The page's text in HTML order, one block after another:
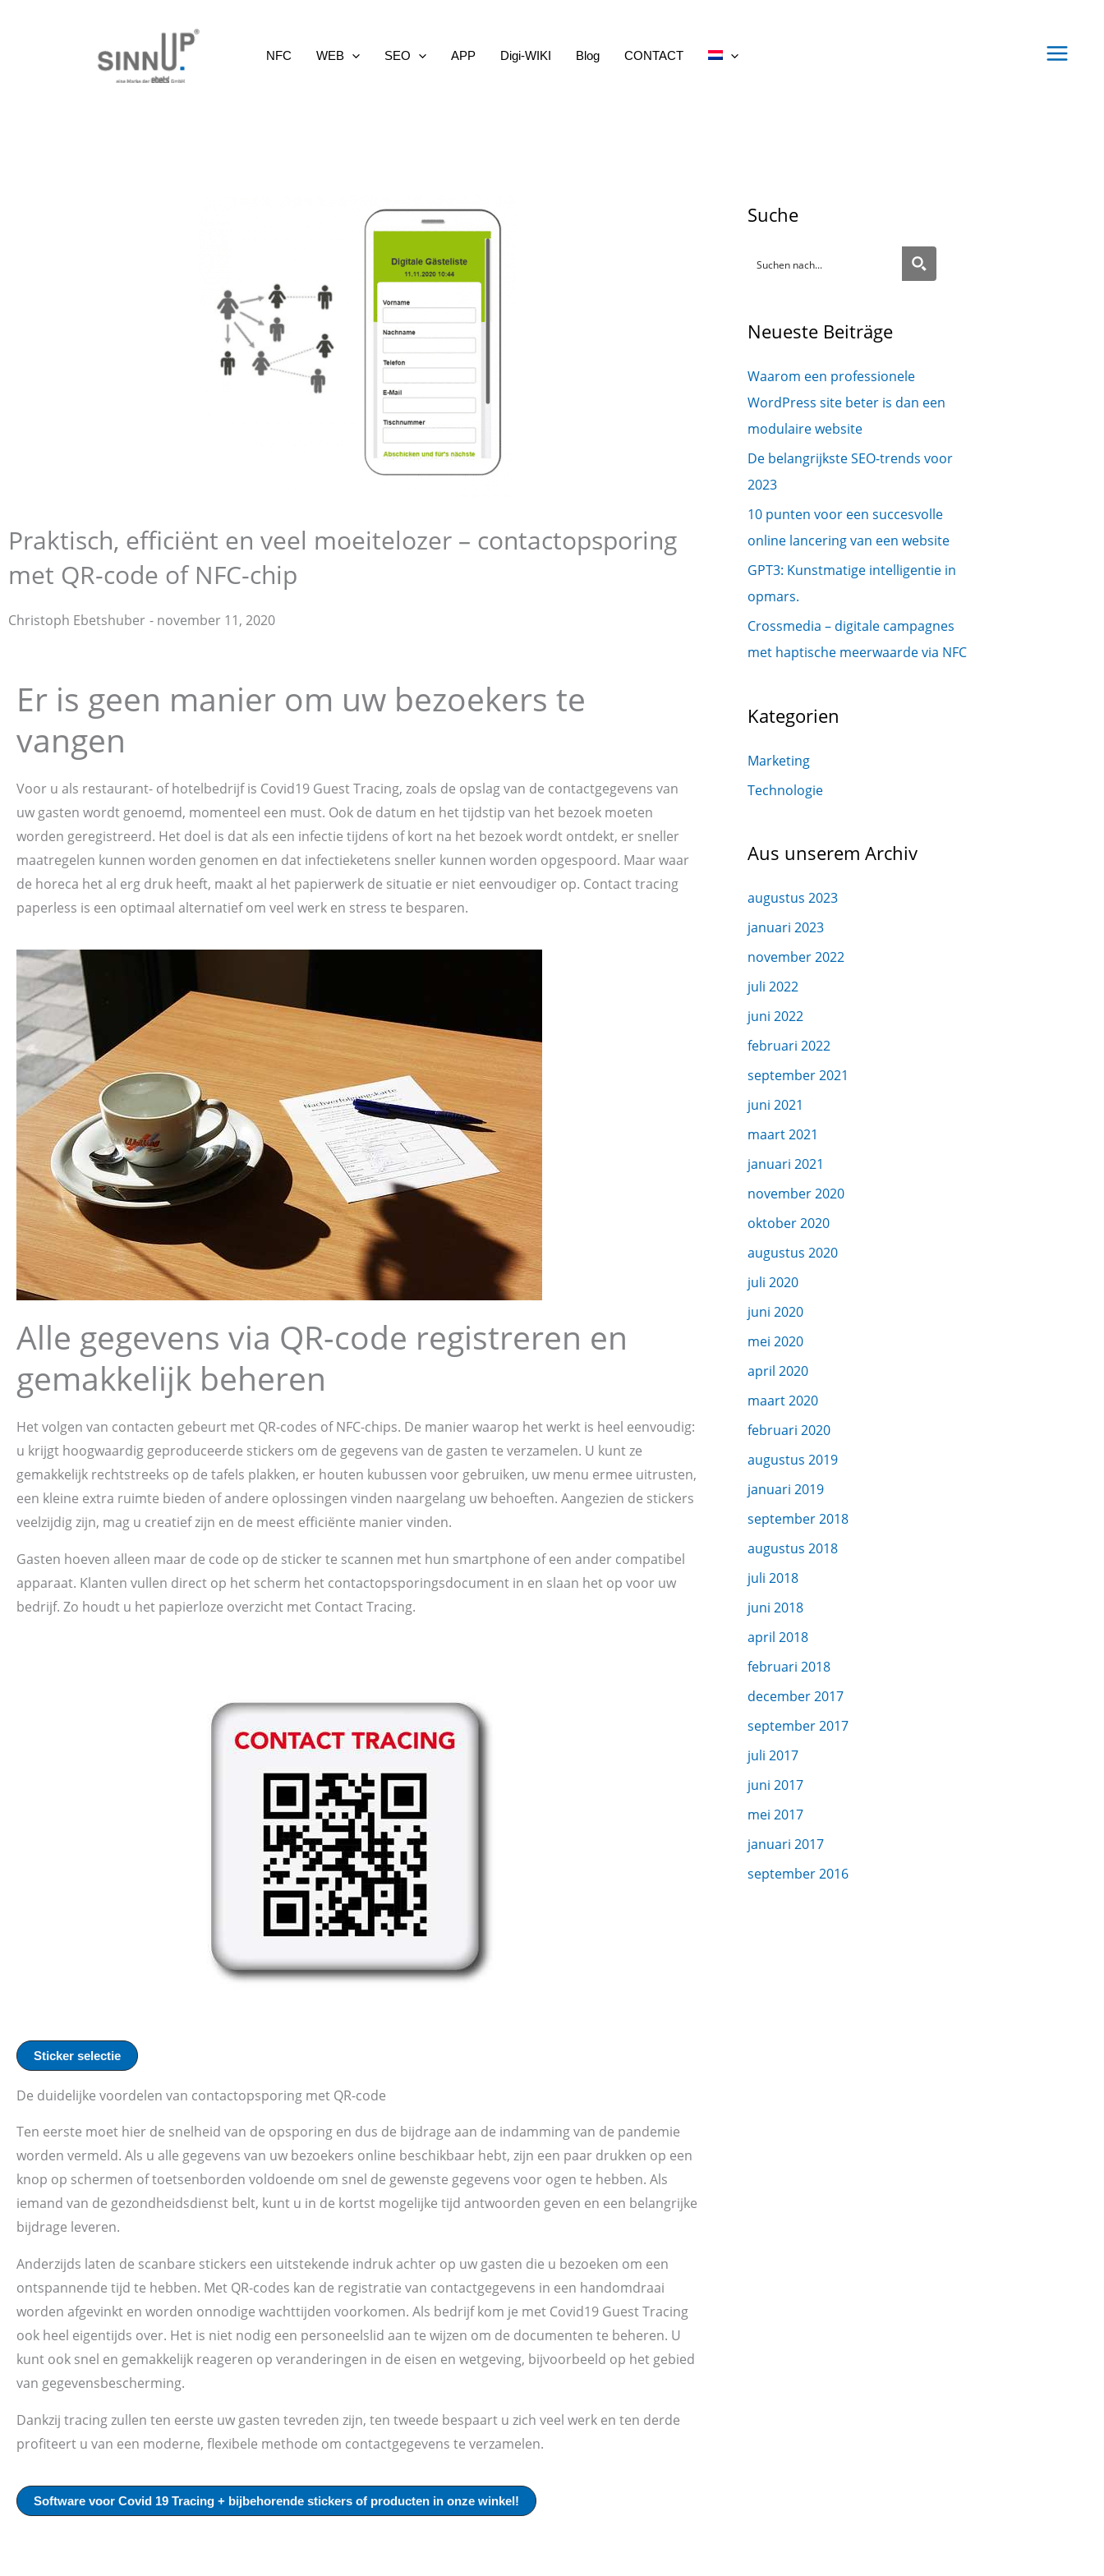
NFC WEB SEO APP Digi-WIKI Blog CONTACT
Praktisch, efficiënt en veel moeitelozer – contactopsporing
met QR-code of NFC-chip
Christoph Ebetshuber - november 11, 2020
Er is geen manier om uw bezoekers te
vangen
Voor u als restaurant- of hotelbedrijf is Covid19 Guest Tracing, zoals de opslag van de contactgegevens van
uw gasten wordt genoemd, momenteel een must. Ook de datum en het tijdstip van het bezoek moeten
worden geregistreerd. Het doel is dat als een infectie tijdens of kort na het bezoek wordt ontdekt, er sneller
maatregelen kunnen worden genomen en dat infectieketens sneller kunnen worden opgespoord. Maar waar
de horeca het al erg druk heeft, maakt al het papierwerk de situatie er niet eenvoudiger op. Contact tracing
paperless is een optimaal alternatief om veel werk en stress te besparen.
Alle gegevens via QR-code registreren en
gemakkelijk beheren
Het volgen van contacten gebeurt met QR-codes of NFC-chips. De manier waarop het werkt is heel eenvoudig:
u krijgt hoogwaardig geproduceerde stickers om de gegevens van de gasten te verzamelen. U kunt ze
gemakkelijk rechtstreeks op de tafels plakken, er houten kubussen voor gebruiken, uw menu ermee uitrusten,
een kleine extra ruimte bieden of andere oplossingen vinden naargelang uw behoeften. Aangezien de stickers
veelzijdig zijn, mag u creatief zijn en de meest efficiënte manier vinden.
Gasten hoeven alleen maar de code op de sticker te scannen met hun smartphone of een ander compatibel
apparaat. Klanten vullen direct op het scherm het contactopsporingsdocument in en slaan het op voor uw
bedrijf. Zo houdt u het papierloze overzicht met Contact Tracing.
Sticker selectie
De duidelijke voordelen van contactopsporing met QR-code
Ten eerste moet hier de snelheid van de opsporing en dus de bijdrage aan de indamming van de pandemie
worden vermeld. Als u alle gegevens van uw bezoekers online beschikbaar hebt, zijn een paar drukken op een
knop op schermen of toetsenborden voldoende om snel de gewenste gegevens voor ogen te hebben. Als
iemand van de gezondheidsdienst belt, kunt u in de kortst mogelijke tijd antwoorden geven en een belangrijke
bijdrage leveren.
Anderzijds laten de scanbare stickers een uitstekende indruk achter op uw gasten die u bezoeken om een
ontspannende tijd te hebben. Met QR-codes kan de registratie van contactgegevens in een handomdraai
worden afgevinkt en worden onnodige wachttijden voorkomen. Als bedrijf kom je met Covid19 Guest Tracing
ook heel eigentijds over. Het is niet nodig een personeelslid aan te wijzen om de documenten te beheren. U
kunt ook snel en gemakkelijk reageren op veranderingen in de eisen en wetgeving, bijvoorbeeld op het gebied
van gegevensbescherming.
Dankzij tracing zullen ten eerste uw gasten tevreden zijn, ten tweede bespaart u zich veel werk en ten derde
profiteert u van een moderne, flexibele methode om contactgegevens te verzamelen.
Software voor Covid 19 Tracing + bijbehorende stickers of producten in onze winkel!
Suche
Neueste Beiträge
Waarom een professionele
WordPress site beter is dan een
modulaire website
De belangrijkste SEO-trends voor
2023
10 punten voor een succesvolle
online lancering van een website
GPT3: Kunstmatige intelligentie in
opmars.
Crossmedia – digitale campagnes
met haptische meerwaarde via NFC
Kategorien
Marketing
Technologie
Aus unserem Archiv
augustus 2023
januari 2023
november 2022
juli 2022
juni 2022
februari 2022
september 2021
juni 2021
maart 2021
januari 2021
november 2020
oktober 2020
augustus 2020
juli 2020
juni 2020
mei 2020
april 2020
maart 2020
februari 2020
augustus 2019
januari 2019
september 2018
augustus 2018
juli 2018
juni 2018
april 2018
februari 2018
december 2017
september 2017
juli 2017
juni 2017
mei 2017
januari 2017
september 2016